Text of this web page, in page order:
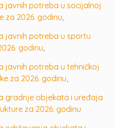
javnih potreba u socijalnoj
za 2026. godinu,
javnih potreba u sportu
godinu,
javnih potreba u tehničkoj
za 2026. godinu,
gradnje objekata i uređaja
za 2026. godinu